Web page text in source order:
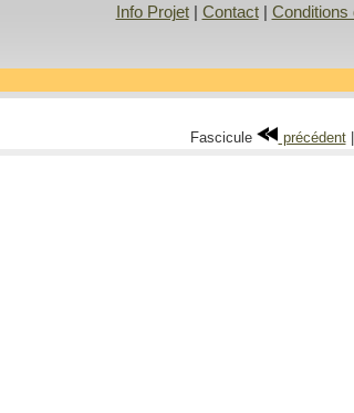
Info Projet| Contact| Conditions
Fascicule précédent|